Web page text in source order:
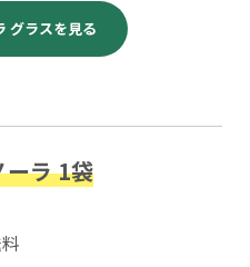
グラスを見る
ーラ 1袋